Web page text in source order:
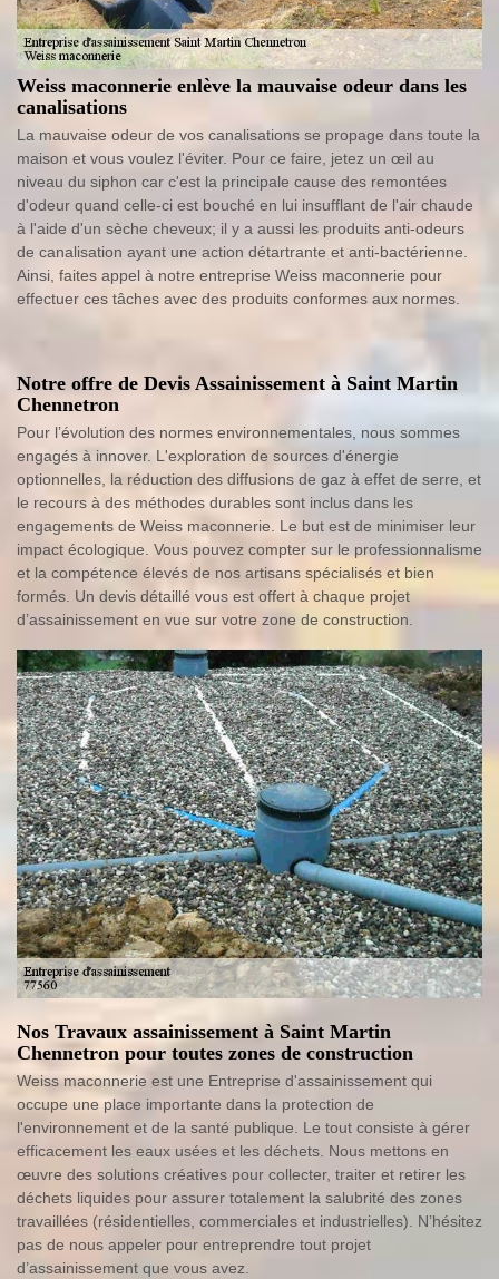
Weiss maconnerie enlève la mauvaise odeur dans les
canalisations
La mauvaise odeur de vos canalisations se propage dans toute la
maison et vous voulez l'éviter. Pour ce faire, jetez un œil au
niveau du siphon car c'est la principale cause des remontées
d'odeur quand celle-ci est bouché en lui insufflant de l'air chaude
à l'aide d'un sèche cheveux; il y a aussi les produits anti-odeurs
de canalisation ayant une action détartrante et anti-bactérienne.
Ainsi, faites appel à notre entreprise Weiss maconnerie pour
effectuer ces tâches avec des produits conformes aux normes.
Notre offre de Devis Assainissement à Saint Martin
Chennetron
Pour l’évolution des normes environnementales, nous sommes
engagés à innover. L'exploration de sources d'énergie
optionnelles, la réduction des diffusions de gaz à effet de serre, et
le recours à des méthodes durables sont inclus dans les
engagements de Weiss maconnerie. Le but est de minimiser leur
impact écologique. Vous pouvez compter sur le professionnalisme
et la compétence élevés de nos artisans spécialisés et bien
formés. Un devis détaillé vous est offert à chaque projet
d’assainissement en vue sur votre zone de construction.
Nos Travaux assainissement à Saint Martin
Chennetron pour toutes zones de construction
Weiss maconnerie est une Entreprise d'assainissement qui
occupe une place importante dans la protection de
l'environnement et de la santé publique. Le tout consiste à gérer
efficacement les eaux usées et les déchets. Nous mettons en
œuvre des solutions créatives pour collecter, traiter et retirer les
déchets liquides pour assurer totalement la salubrité des zones
travaillées (résidentielles, commerciales et industrielles). N’hésitez
pas de nous appeler pour entreprendre tout projet
d’assainissement que vous avez.